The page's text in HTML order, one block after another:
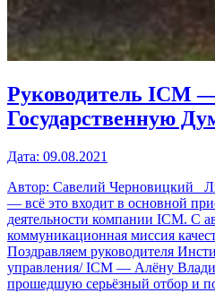
Руководитель ICM
Государственную
Дата: 09.08.2021
Автор: Савелий Черновицкий
— всё это входит в основной
деятельности компании ICM. С
коммуникационная миссия
Поздравляем руководителя
управления/ ICM — Алёну
прошедшую серьёзный отбор и